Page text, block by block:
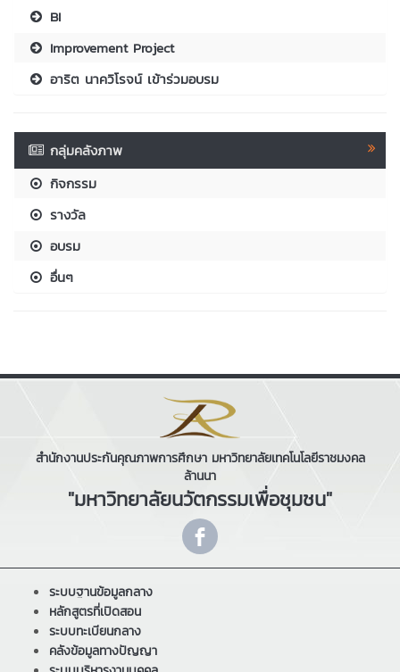
BI
Improvement Project
อาริต นาควิโรจน์ เข้าร่วมอบรม
กลุ่มคลังภาพ
กิจกรรม
รางวัล
อบรม
อื่นๆ
สำนักงานประกันคุณภาพการศึกษา มหาวิทยาลัยเทคโนโลยีราชมงคล
ล้านนา
"มหาวิทยาลัยนวัตกรรมเพื่อชุมชน"
ระบบฐานข้อมูลกลาง
หลักสูตรที่เปิดสอน
ระบบทะเบียนกลาง
คลังข้อมูลทางปัญญา